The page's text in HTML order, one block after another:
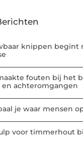
knippen begint
fouten bij het
en achteromgangen
je waar mensen
voor timmerhout